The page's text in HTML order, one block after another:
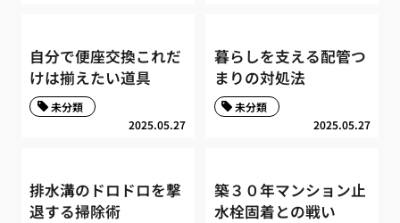
自分で便座交換これだ
けは揃えたい道具
2025.05.27
未分類
暮らしを支える配管つ
まりの対処法
2025.05.27
未分類
排水溝のドロドロを撃
退する掃除術
築３０年マンション止
水栓固着との戦い